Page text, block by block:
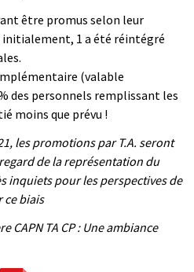
être promus selon leur
1 a été réintégré
(valable
des personnels remplissant les
moins que prévu !
les promotions par T.A. seront
de la représentation du
inquiets pour les perspectives de
ce biais
CAPN TA CP : Une ambiance